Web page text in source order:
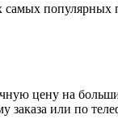
популярных
цену на
заказа или по